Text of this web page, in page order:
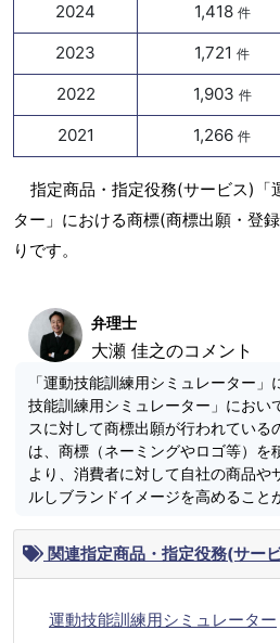
2024 1,418 件
2023 1,721 件
2022 1,903 件
2021 1,266 件
指定商品・指定役務(サービス)「
ター」における商標(商標出願・登
りです。
弁理士
大瀬 佳之のコメント
「運動技能訓練用シミュレーター
技能訓練用シミュレーター」におい
スに対して商標出願が行われている
は、商標（ネーミングやロゴ等）を
より、消費者に対して自社の商品や
ルしブランドイメージを高めること
関連指定商品・指定役務(サー
運動技能訓練用シミュレーター